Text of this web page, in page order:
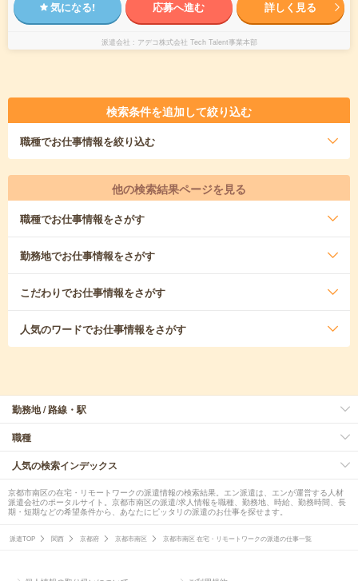
気になる! 応募へ進む 詳しく見る
派遣会社 アデコ株式会社 Tech Talent事業本部
検索条件を追加して絞り込む
職種でお仕事情報を絞り込む
他の検索結果ページを見る
職種でお仕事情報をさがす
勤務地でお仕事情報をさがす
こだわりでお仕事情報をさがす
人気のワードでお仕事情報をさがす
勤務地 / 路線・駅
職種
人気の検索インデックス
京都市南区の在宅・リモートワークの派遣情報の検索結果。エン派遣は、エンが運営する人材
派遣会社のポータルサイト。京都市南区の派遣/求人情報を職種、勤務地、時給、勤務時間、長
期・短期などの希望条件から、あなたにピッタリの派遣のお仕事を探せます。
派遣TOP 関西 京都府 京都市南区 京都市南区 在宅・リモートワークの派遣の仕事一覧